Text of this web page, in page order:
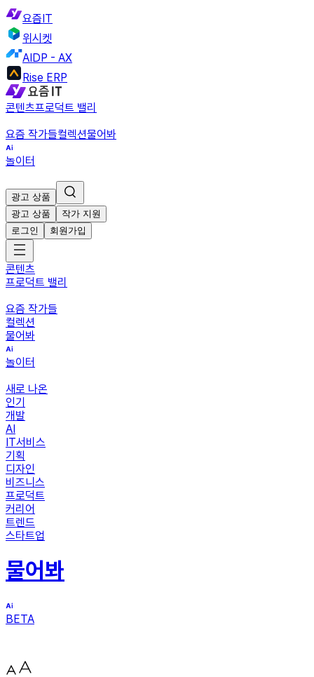
요즘IT
위시켓
AIDP - AX
Rise ERP
콘텐츠프로덕트 밸리
요즘 작가들컬렉션물어봐
놀이터
광고 상품
광고 상품
작가 지원
로그인
회원가입
콘텐츠
프로덕트 밸리
요즘 작가들
컬렉션
물어봐
놀이터
새로 나온
인기
개발
AI
IT서비스
기획
디자인
비즈니스
프로덕트
커리어
트렌드
스타트업
물어봐
BETA